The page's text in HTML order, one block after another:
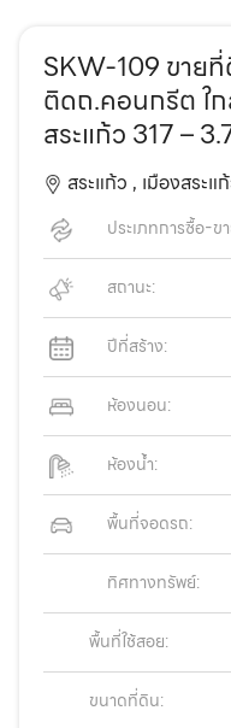
SKW-109 ขายที่
ติดถ.คอนกรีต ใ
สระแก้ว 317 –
สระแก้ว , เมืองสระแ
ประเภทการซื้อ-ข
สถานะ:
ปีที่สร้าง:
ห้องนอน:
ห้องน้ำ:
พื้นที่จอดรถ:
ทิศทางทรัพย์:
พื้นที่ใช้สอย:
ขนาดที่ดิน: